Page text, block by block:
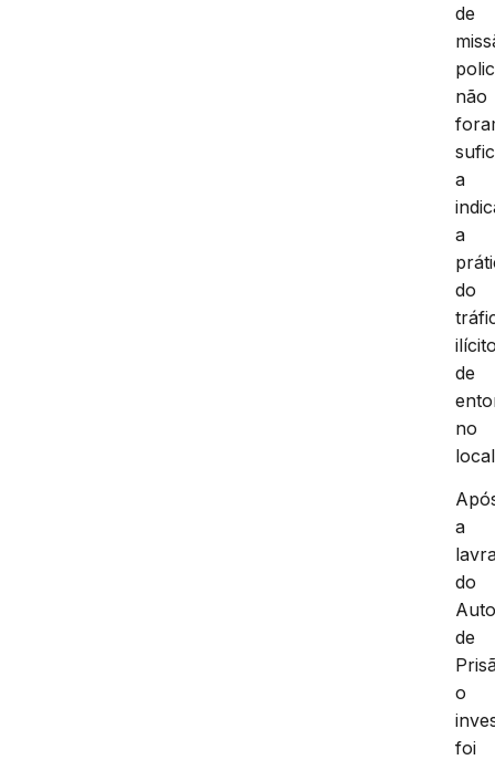
de
não
a
a
do
de
no
a
do
de
o
foi